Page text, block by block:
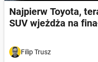
Najpierw Toyota,
SUV wjeżdża na
Filip Trusz